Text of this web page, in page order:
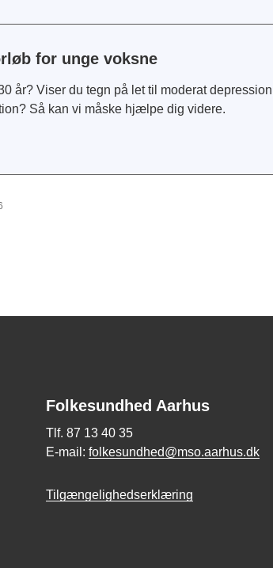
for unge voksne
år? Viser du tegn på let til moderat
Så kan vi måske hjælpe dig videre.
Folkesundhed Aarhus
Tlf. 87 13 40 35
E-mail: folkesundhed@mso.aarhus.dk
Tilgængelighedserklæring